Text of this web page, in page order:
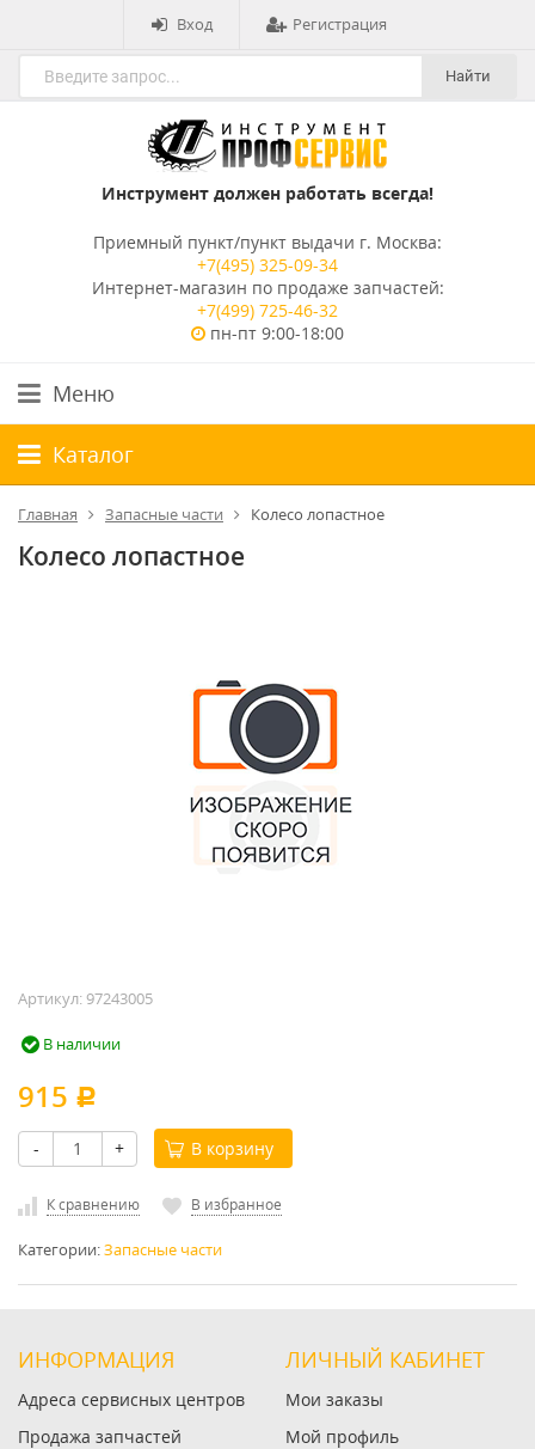
Вход Регистрация
Найти
Инструмент должен работать всегда!
Приемный пункт/пункт выдачи г. Москва:
+7(495) 325-09-34
Интернет-магазин по продаже запчастей:
+7(499) 725-46-32
пн-пт 9:00-18:00
Меню
Каталог
Главная Запасные части Колесо лопастное
Колесо лопастное
Артикул: 97243005
В наличии
915 Р
- + В корзину
К сравнению В избранное
Категории:Запасные части
ИНФОРМАЦИЯ
Адреса сервисных центров
Продажа запчастей
ЛИЧНЫЙ КАБИНЕТ
Мои заказы
Мой профиль